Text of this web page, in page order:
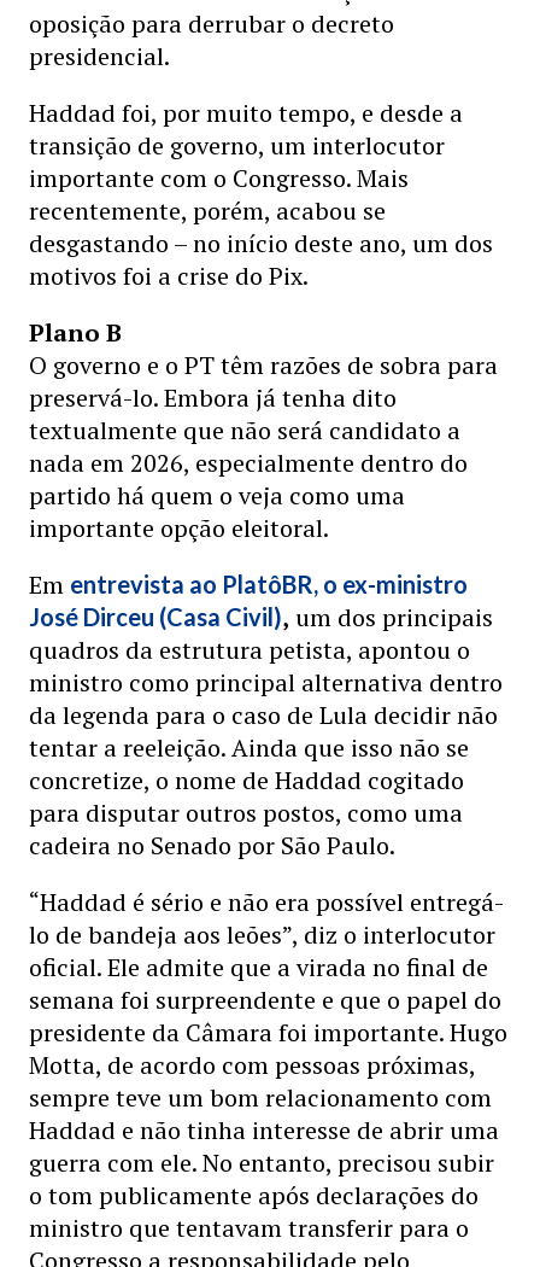
oposição para derrubar o decreto
presidencial.
Haddad foi, por muito tempo, e desde a
transição de governo, um interlocutor
importante com o Congresso. Mais
recentemente, porém, acabou se
desgastando – no início deste ano, um dos
motivos foi a crise do Pix.
Plano B
O governo e o PT têm razões de sobra para
preservá-lo. Embora já tenha dito
textualmente que não será candidato a
nada em 2026, especialmente dentro do
partido há quem o veja como uma
importante opção eleitoral.
Em entrevista ao PlatôBR, o ex-ministro
José Dirceu (Casa Civil), um dos principais
quadros da estrutura petista, apontou o
ministro como principal alternativa dentro
da legenda para o caso de Lula decidir não
tentar a reeleição. Ainda que isso não se
concretize, o nome de Haddad cogitado
para disputar outros postos, como uma
cadeira no Senado por São Paulo.
“Haddad é sério e não era possível entregá-
lo de bandeja aos leões”, diz o interlocutor
oficial. Ele admite que a virada no final de
semana foi surpreendente e que o papel do
presidente da Câmara foi importante. Hugo
Motta, de acordo com pessoas próximas,
sempre teve um bom relacionamento com
Haddad e não tinha interesse de abrir uma
guerra com ele. No entanto, precisou subir
o tom publicamente após declarações do
ministro que tentavam transferir para o
Congresso a responsabilidade pelo